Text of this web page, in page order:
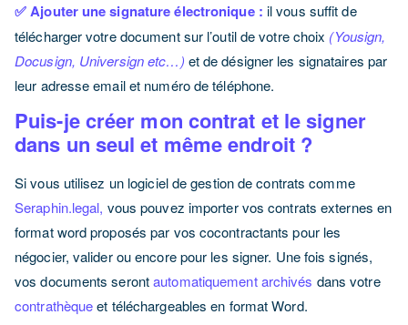
✅ Ajouter une signature électronique : il vous suffit de
télécharger votre document sur l’outil de votre choix (Yousign,
Docusign, Universign etc…) et de désigner les signataires par
leur adresse email et numéro de téléphone.
Puis-je créer mon contrat et le signer
dans un seul et même endroit ?
Si vous utilisez un logiciel de gestion de contrats comme
Seraphin.legal, vous pouvez importer vos contrats externes en
format word proposés par vos cocontractants pour les
négocier, valider ou encore pour les signer. Une fois signés,
vos documents serontautomatiquement archivés dans votre
contrathèqueet téléchargeables en format Word.